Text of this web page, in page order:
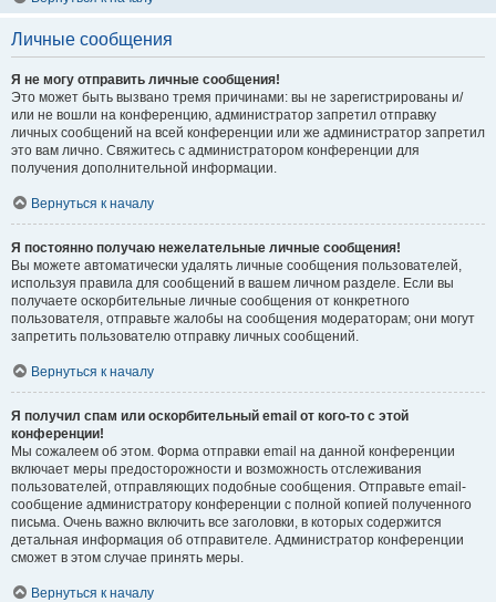
Личные сообщения
Я не могу отправить личные сообщения!
Это может быть вызвано тремя причинами: вы не зарегистрированы и/
или не вошли на конференцию, администратор запретил отправку
личных сообщений на всей конференции или же администратор запретил
это вам лично. Свяжитесь с администратором конференции для
получения дополнительной информации.
Вернуться к началу
Я постоянно получаю нежелательные личные сообщения!
Вы можете автоматически удалять личные сообщения пользователей,
используя правила для сообщений в вашем личном разделе. Если вы
получаете оскорбительные личные сообщения от конкретного
пользователя, отправьте жалобы на сообщения модераторам; они могут
запретить пользователю отправку личных сообщений.
Вернуться к началу
Я получил спам или оскорбительный email от кого-то с этой
конференции!
Мы сожалеем об этом. Форма отправки email на данной конференции
включает меры предосторожности и возможность отслеживания
пользователей, отправляющих подобные сообщения. Отправьте email-
сообщение администратору конференции с полной копией полученного
письма. Очень важно включить все заголовки, в которых содержится
детальная информация об отправителе. Администратор конференции
сможет в этом случае принять меры.
Вернуться к началу